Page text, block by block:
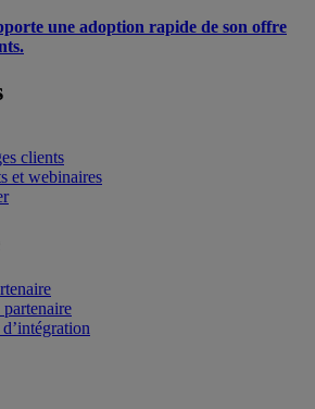
une adoption rapide de son offre
clients
et webinaires